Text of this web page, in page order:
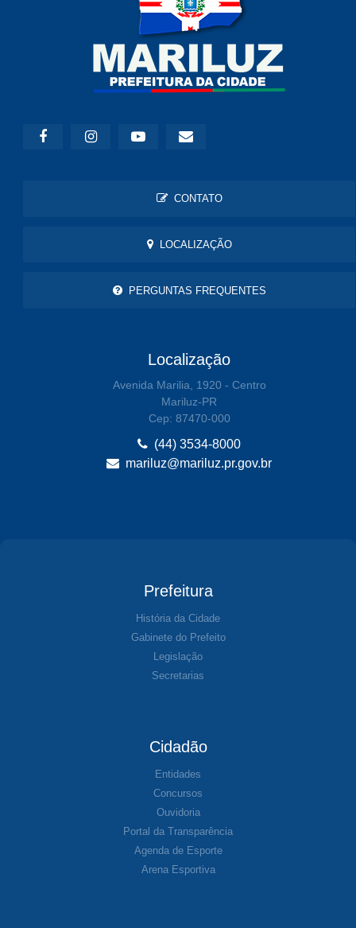
CONTATO
LOCALIZAÇÃO
PERGUNTAS FREQUENTES
Localização
Avenida Marilia, 1920 - Centro
Mariluz-PR
Cep: 87470-000
(44) 3534-8000
mariluz@mariluz.pr.gov.br
Prefeitura
História da Cidade
Gabinete do Prefeito
Legislação
Secretarias
Cidadão
Entidades
Concursos
Ouvidoria
Portal da Transparência
Agenda de Esporte
Arena Esportiva